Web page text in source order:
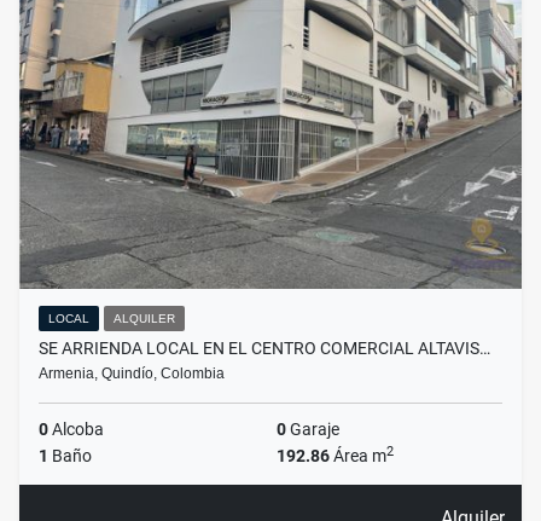
LOCAL ALQUILER
SE ARRIENDA LOCAL EN EL CENTRO COMERCIAL ALTAVIS…
Armenia, Quindío, Colombia
0Alcoba 0Garaje
1 Baño 192.86Área m2